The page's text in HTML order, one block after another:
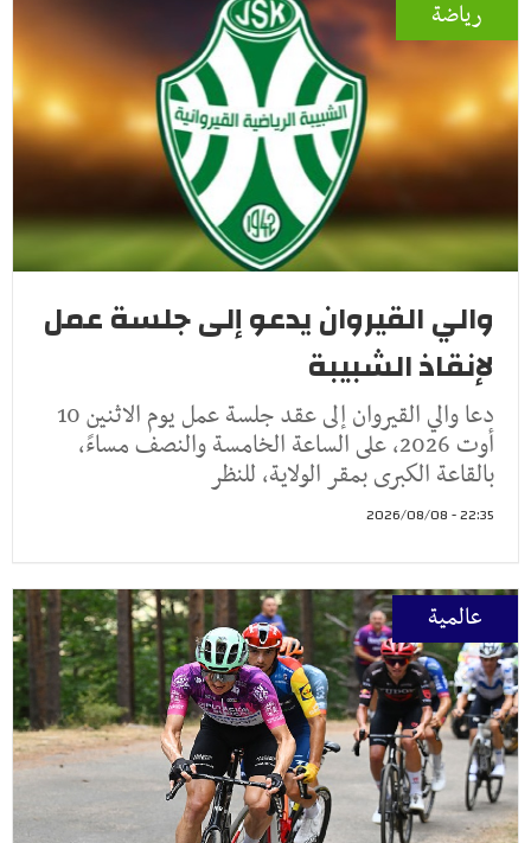
رياضة
والي القيروان يدعو إلى جلسة عمل
لإنقاذ الشبيبة
دعا والي القيروان إلى عقد جلسة عمل يوم الاثنين 10
أوت 2026، على الساعة الخامسة والنصف مساءً،
بالقاعة الكبرى بمقر الولاية، للنظر
22:35 - 2026/08/08
عالمية